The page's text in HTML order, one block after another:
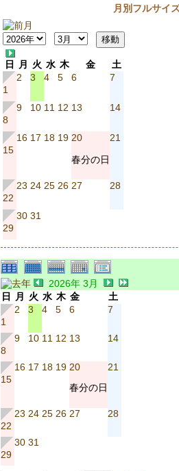
月別フルサイ
日 月 火 水 木 金 土
1
2 3 4 5 6 7
8
9 10 11 12 13 14
15
16 17 18 19 20
春分の日
21
22
23 24 25 26 27 28
29
30 31
2026年 3月
日
月 火 水 木 金 土
1
2 3 4 5 6 7
8
9 10 11 12 13 14
15
16 17 18 19 20
春分の日
21
22
23 24 25 26 27 28
29
30 31